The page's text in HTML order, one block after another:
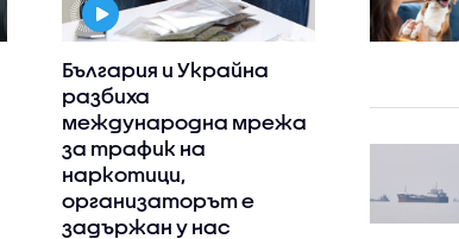
България и Украйна
разбиха
международна мрежа
за трафик на
наркотици,
организаторът е
задържан у нас